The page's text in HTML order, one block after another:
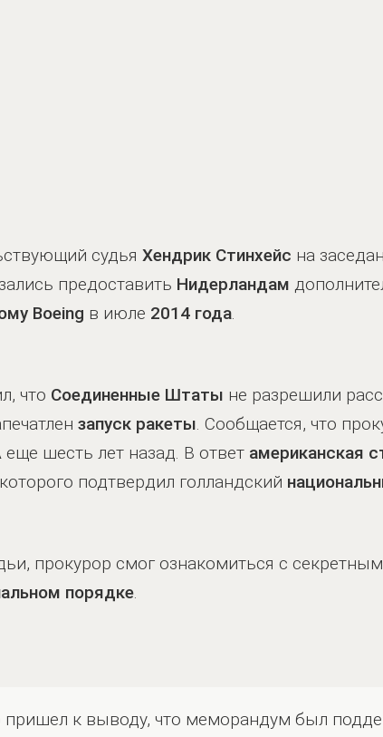
судья Хендрик Стинхейс на
предоставить Нидерландам
Boeing в июле 2014 года.
что Соединенные Штаты не разрешили
запуск ракеты. Сообщается, что
еще шесть лет назад. В ответ американская
подтвердил голландский
прокурор смог ознакомиться с
порядке.
пришел к выводу, что меморандум был